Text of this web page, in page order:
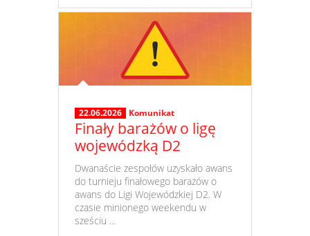
22.06.2026 Komunikat
Finały barażów o ligę
wojewódzką D2
​ Dwanaście zespołów uzyskało awans
do turnieju finałowego barażów o
awans do Ligi Wojewódzkiej D2. W
czasie minionego weekendu w
sześciu ...